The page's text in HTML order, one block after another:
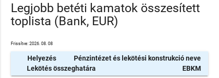
Legjobb betéti kamatok összesített
toplista (Bank, EUR)
Frissítve: 2026. 08. 08
Helyezés
Pénzintézet és lekötési konstrukció neve
Lekötés összeghatára
EBKM